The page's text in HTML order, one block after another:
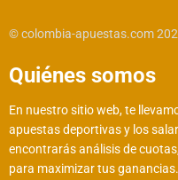
© colombia-apuestas.com
Quiénes somos
En nuestro sitio web, te
apuestas deportivas y los
encontrarás análisis de
para maximizar tus